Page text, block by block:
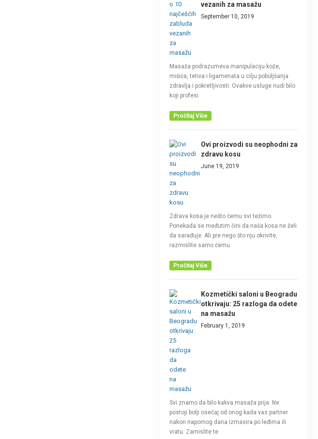
vezanih za masažu
September 10, 2019
Masaža podrazumeva manipulaciju kože,
mišića, tetiva i ligamenata u cilju poboljšanja
zdravlja i pokretljivosti. Ovakve usluge nudi bilo
koji profesi
Pročitaj Više
Ovi proizvodi su neophodni za
zdravu kosu
June 19, 2019
Zdrava kosa je nešto čemu svi težimo.
Ponekada se međutim čini da naša kosa ne želi
da sarađuje. Ali pre nego što nju okrivite,
razmislite samo čemu
Pročitaj Više
Kozmetički saloni u Beogradu
otkrivaju: 25 razloga da odete
na masažu
February 1, 2019
Svi znamo da bilo kakva masaža prija. Ne
postoji bolji osećaj od onog kada vas partner
nakon napornog dana izmasira po leđima ili
vratu. Zamislite te